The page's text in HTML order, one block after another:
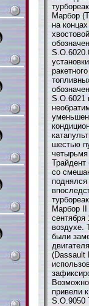
Марбор
на
S.O.6021
шестью
Трайдент
со
поднялся
Марбор II
сентября
воздухе.
были
(Dassault
привели
S.O.9050